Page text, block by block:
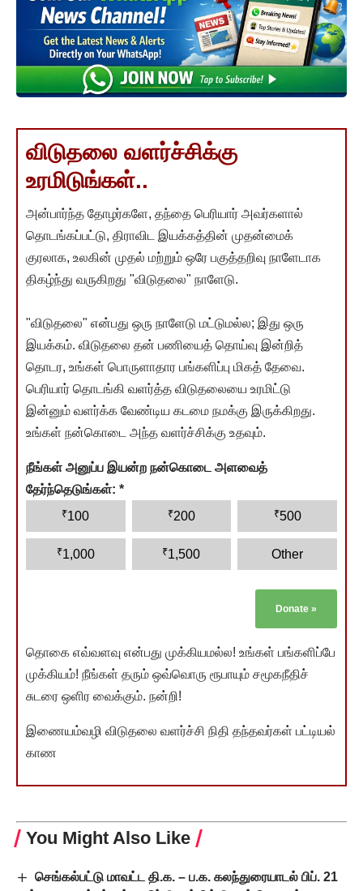
விடுதலை வளர்ச்சிக்கு
உரமிடுங்கள்..
அன்பார்ந்த தோழர்களே, தந்தை பெரியார் அவர்களால்
தொடங்கப்பட்டு, திராவிட இயக்கத்தின் முதன்மைக்
குரலாக, உலகின் முதல் மற்றும் ஒரே பகுத்தறிவு நாளேடாக
திகழ்ந்து வருகிறது "விடுதலை" நாளேடு.
"விடுதலை" என்பது ஒரு நாளேடு மட்டுமல்ல; இது ஒரு
இயக்கம். விடுதலை தன் பணியைத் தொய்வு இன்றித்
தொடர, உங்கள் பொருளாதார பங்களிப்பு மிகத் தேவை.
பெரியார் தொடங்கி வளர்த்த விடுதலையை உரமிட்டு
இன்னும் வளர்க்க வேண்டிய கடமை நமக்கு இருக்கிறது.
உங்கள் நன்கொடை அந்த வளர்ச்சிக்கு உதவும்.
நீங்கள் அனுப்ப இயன்ற நன்கொடை அளவைத்
தேர்ந்தெடுங்கள்: *
₹100 ₹200 ₹500
₹1,000 ₹1,500 Other
Donate »
தொகை எவ்வளவு என்பது முக்கியமல்ல! உங்கள் பங்களிப்பே
முக்கியம்! நீங்கள் தரும் ஒவ்வொரு ரூபாயும் சமூகநீதிச்
சுடரை ஒளிர வைக்கும். நன்றி!
இணையம்வழி விடுதலை வளர்ச்சி நிதி தந்தவர்கள் பட்டியல்
காண
You Might Also Like
செங்கல்பட்டு மாவட்ட தி.க. – ப.க. கலந்துரையாடல் பிப். 21